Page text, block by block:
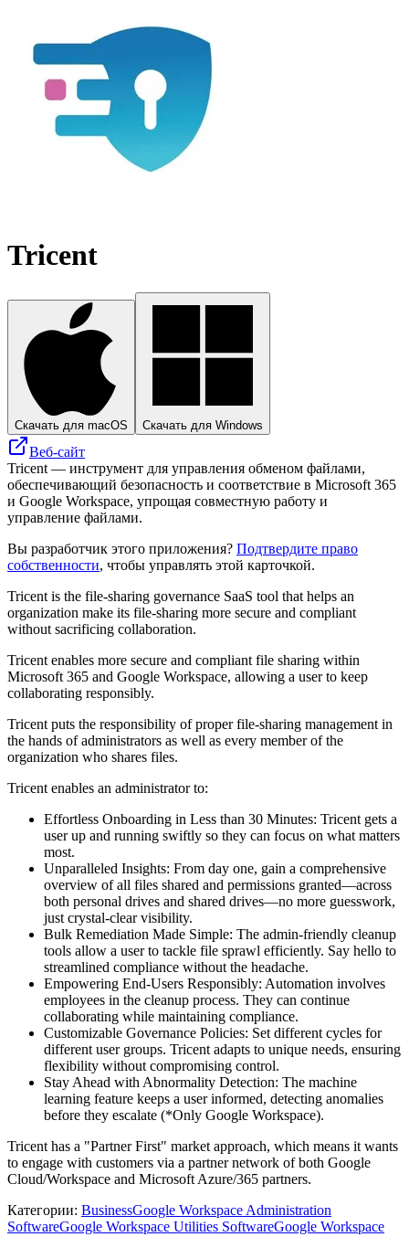
Tricent
Скачать для macOS Скачать для Windows
Веб-сайт
Tricent — инструмент для управления обменом файлами,
обеспечивающий безопасность и соответствие в Microsoft 365
и Google Workspace, упрощая совместную работу и
управление файлами.
Вы разработчик этого приложения? Подтвердите право
собственности, чтобы управлять этой карточкой.
Tricent is the file-sharing governance SaaS tool that helps an
organization make its file-sharing more secure and compliant
without sacrificing collaboration.
Tricent enables more secure and compliant file sharing within
Microsoft 365 and Google Workspace, allowing a user to keep
collaborating responsibly.
Tricent puts the responsibility of proper file-sharing management in
the hands of administrators as well as every member of the
organization who shares files.
Tricent enables an administrator to:
Effortless Onboarding in Less than 30 Minutes: Tricent gets a
user up and running swiftly so they can focus on what matters
most.
Unparalleled Insights: From day one, gain a comprehensive
overview of all files shared and permissions granted—across
both personal drives and shared drives—no more guesswork,
just crystal-clear visibility.
Bulk Remediation Made Simple: The admin-friendly cleanup
tools allow a user to tackle file sprawl efficiently. Say hello to
streamlined compliance without the headache.
Empowering End-Users Responsibly: Automation involves
employees in the cleanup process. They can continue
collaborating while maintaining compliance.
Customizable Governance Policies: Set different cycles for
different user groups. Tricent adapts to unique needs, ensuring
flexibility without compromising control.
Stay Ahead with Abnormality Detection: The machine
learning feature keeps a user informed, detecting anomalies
before they escalate (*Only Google Workspace).
Tricent has a "Partner First" market approach, which means it wants
to engage with customers via a partner network of both Google
Cloud/Workspace and Microsoft Azure/365 partners.
Категории: BusinessGoogle Workspace Administration
SoftwareGoogle Workspace Utilities SoftwareGoogle Workspace